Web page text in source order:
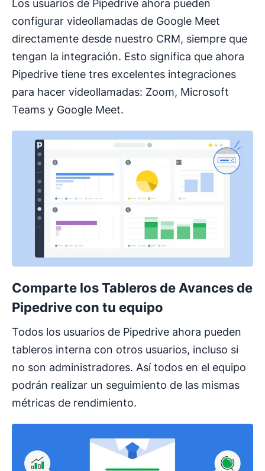
Los usuarios de Pipedrive ahora pueden
configurar videollamadas de Google Meet
directamente desde nuestro CRM, siempre que
tengan la integración. Esto significa que ahora
Pipedrive tiene tres excelentes integraciones
para hacer videollamadas: Zoom, Microsoft
Teams y Google Meet.
Comparte los Tableros de Avances de
Pipedrive con tu equipo
Todos los usuarios de Pipedrive ahora pueden
tableros interna con otros usuarios, incluso si
no son administradores. Así todos en el equipo
podrán realizar un seguimiento de las mismas
métricas de rendimiento.